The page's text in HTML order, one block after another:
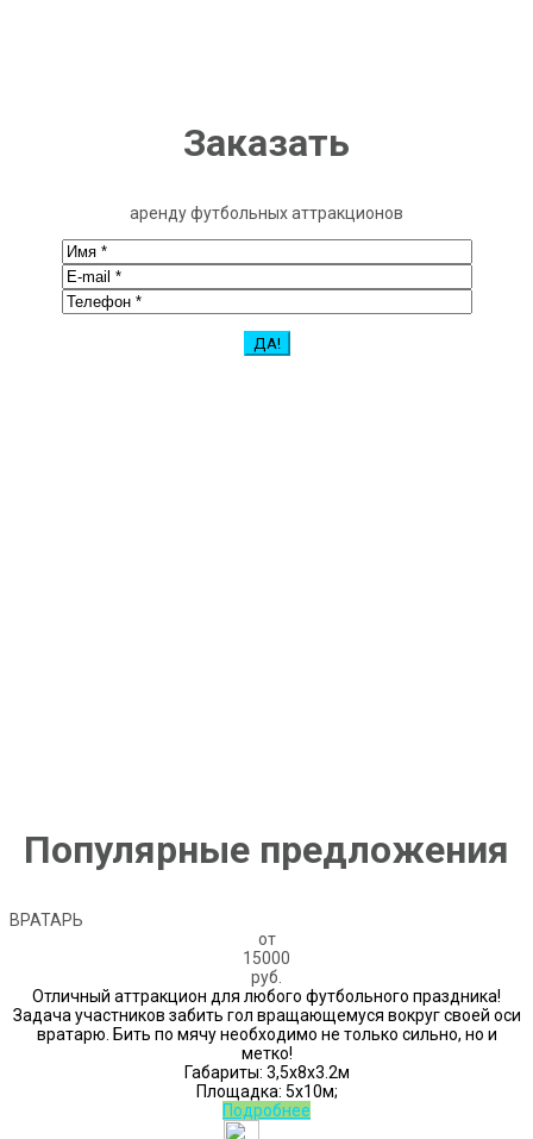
Заказать
аренду футбольных аттракционов
Популярные предложения
ВРАТАРЬ
от
15000
руб.
Отличный аттракцион для любого футбольного праздника!
Задача участников забить гол вращающемуся вокруг своей оси
вратарю. Бить по мячу необходимо не только сильно, но и
метко!
Габариты: 3,5х8х3.2м
Площадка: 5х10м;
Подробнее